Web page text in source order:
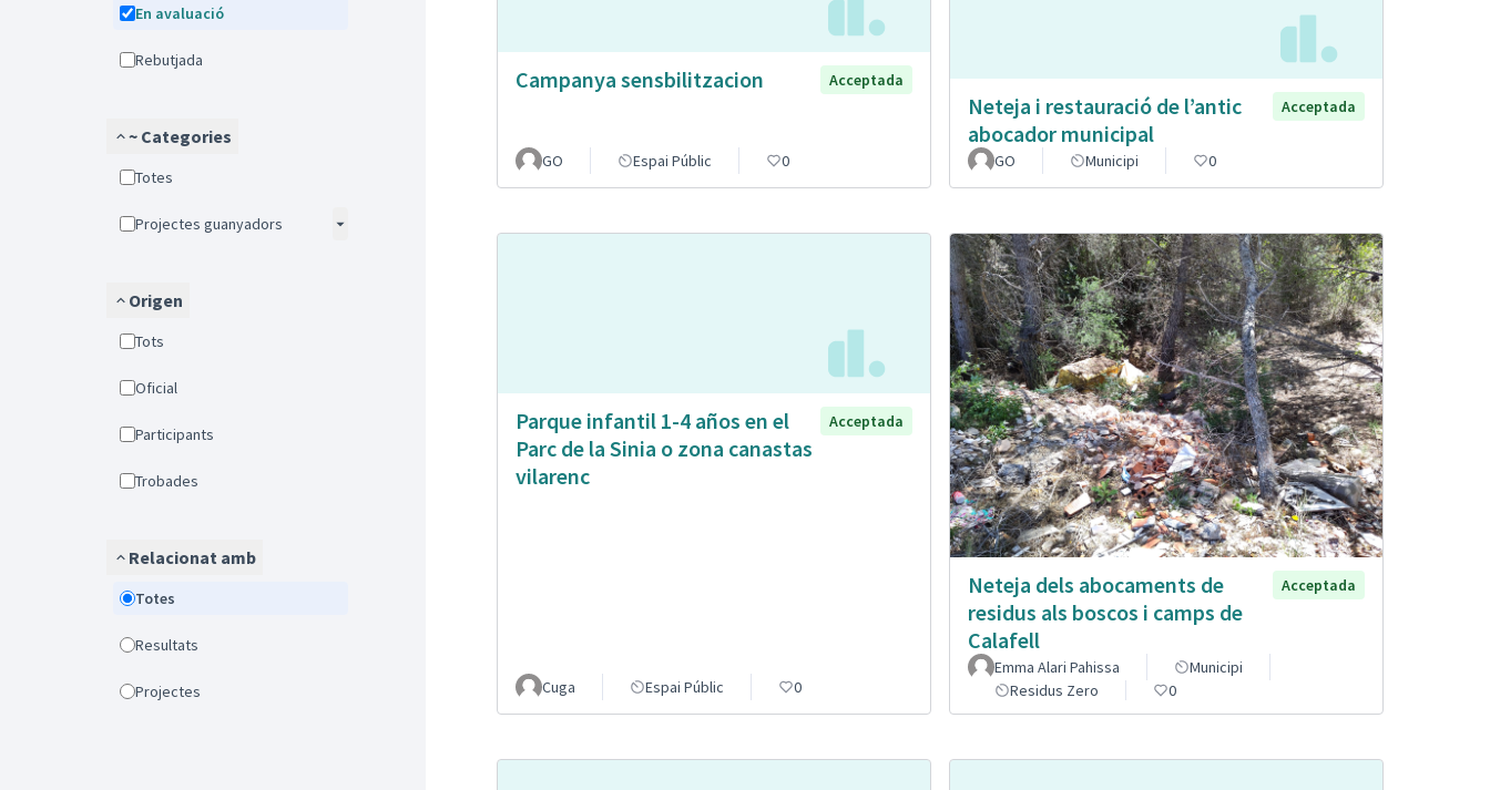
En avaluació
Rebutjada
~ Categories
Totes
Projectes guanyadors
Origen
Tots
Oficial
Participants
Trobades
Relacionat amb
Totes
Resultats
Projectes
Campanya sensbilitzacion Acceptada
GO Espai Públic 0
Neteja i restauració de l’antic
abocador municipal
Acceptada
GO Municipi 0
Parque infantil 1-4 años en el
Parc de la Sinia o zona canastas
vilarenc
Acceptada
Cuga Espai Públic 0
Neteja dels abocaments de
residus als boscos i camps de
Calafell
Acceptada
Emma Alari Pahissa
Municipi
Residus Zero
0